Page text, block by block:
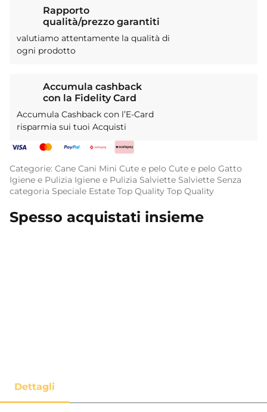
Rapporto
qualità/prezzo garantiti
valutiamo attentamente la qualità di
ogni prodotto
Accumula cashback
con la Fidelity Card
Accumula Cashback con l’E-Card
risparmia sui tuoi Acquisti
Categorie: Cane Cani Mini Cute e pelo Cute e pelo Gatto
Igiene e Pulizia Igiene e Pulizia Salviette Salviette Senza
categoria Speciale Estate Top Quality Top Quality
Spesso acquistati insieme